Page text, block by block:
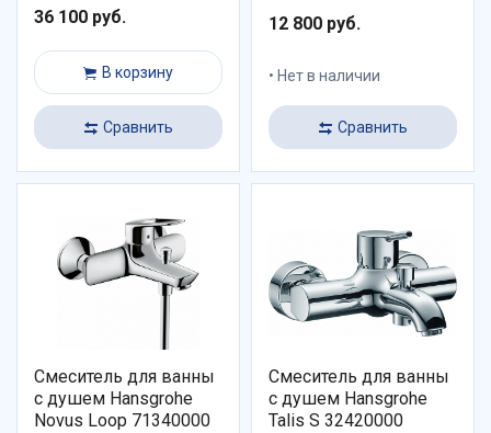
36 100 руб.
В корзину
Сравнить
12 800 руб.
Нет в наличии
Сравнить
Смеситель для ванны
с душем Hansgrohe
Novus Loop 71340000
Смеситель для ванны
с душем Hansgrohe
Talis S 32420000